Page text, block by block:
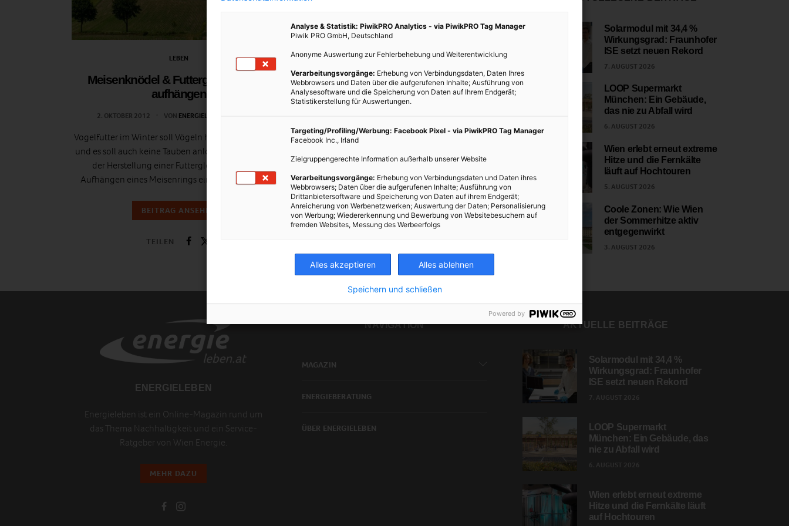
LEBEN
Meisenknödel & Futter­glocke richtig
aufhängen
2. OKTOBER 2012 VON ENERGIELEBEN REDAKTION
Vogelfutter im Winter soll Vögeln helfen, nicht Katzen;
und es soll auch keine Tauben anlocken. Darum ist bei
der Herstellung einer Futterglocke oder beim
Aufhängen eines Meisenrings einiges zu beachten.
BEITRAG ANSEHEN
TEILEN
Solarmodul mit 34,4 %
Wirkungsgrad: Fraunhofer
ISE setzt neuen Rekord
7. AUGUST 2026
LOOP Supermarkt
München: Ein Gebäude,
das nie zu Abfall wird
6. AUGUST 2026
Wien erlebt erneut extreme
Hitze und die Fernkälte
läuft auf Hochtouren
5. AUGUST 2026
Coole Zonen: Wie Wien
der Sommerhitze aktiv
entgegenwirkt
3. AUGUST 2026
ENERGIELEBEN
Energieleben ist ein Online-Magazin rund um
das Thema Nachhaltigkeit und ein Service-
Ratgeber von Wien Energie.
MEHR DAZU
NAVIGATION
MAGAZIN
ENERGIEBERATUNG
ÜBER ENERGIELEBEN
AKTUELLE BEITRÄGE
Solarmodul mit 34,4 %
Wirkungsgrad: Fraunhofer
ISE setzt neuen Rekord
LOOP Supermarkt
München: Ein Gebäude, das
nie zu Abfall wird
Wien erlebt erneut extreme
Hitze und die Fernkälte läuft
auf Hochtouren
Analyse & Statistik: PiwikPRO Analytics - via PiwikPRO Tag Manager
Piwik PRO GmbH, Deutschland
Anonyme Auswertung zur Fehlerbehebung und Weiterentwicklung
Verarbeitungsvorgänge: Erhebung von Verbindungsdaten, Daten Ihres
Webbrowsers und Daten über die aufgerufenen Inhalte; Ausführung von
Analysesoftware und die Speicherung von Daten auf Ihrem Endgerät;
Statistikerstellung für Auswertungen.
Targeting/Profiling/Werbung: Facebook Pixel - via PiwikPRO Tag Manager
Facebook Inc., Irland
Zielgruppengerechte Information außerhalb unserer Website
Verarbeitungsvorgänge: Erhebung von Verbindungsdaten und Daten ihres
Webbrowsers; Daten über die aufgerufenen Inhalte; Ausführung von
Drittanbietersoftware und Speicherung von Daten auf ihrem Endgerät;
Anreicherung von Werbenetzwerken; Auswertung der Daten; Personalisierung
von Werbung; Wiedererkennung und Bewerbung von Websitebesuchern auf
fremden Websites, Messung des Werbeerfolgs
Alles akzeptieren Alles ablehnen
Speichern und schließen
Powered by